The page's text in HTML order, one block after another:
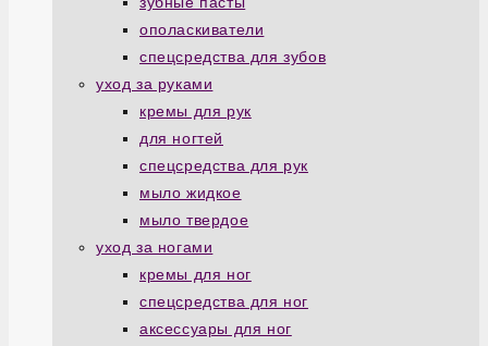
ополаскиватели
спецсредства для зубов
уход за руками
кремы для рук
для ногтей
спецсредства для рук
мыло жидкое
мыло твердое
уход за ногами
кремы для ног
спецсредства для ног
аксессуары для ног